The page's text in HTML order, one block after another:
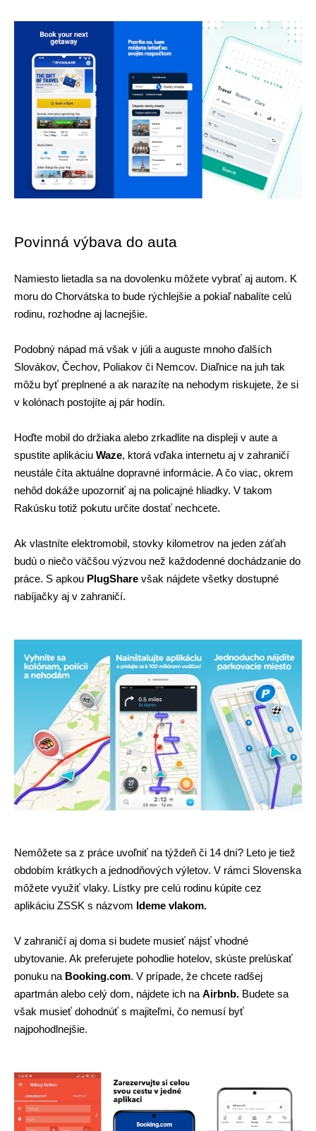
Povinná výbava do auta
Namiesto lietadla sa na dovolenku môžete vybrať aj autom. K
moru do Chorvátska to bude rýchlejšie a pokiaľ nabalíte celú
rodinu, rozhodne aj lacnejšie.
Podobný nápad má však v júli a auguste mnoho ďalších
Slovákov, Čechov, Poliakov či Nemcov. Diaľnice na juh tak
môžu byť preplnené a ak narazíte na nehodym riskujete, že si
v kolónach postojíte aj pár hodín.
Hoďte mobil do držiaka alebo zrkadlite na displeji v aute a
spustite aplikáciu Waze, ktorá vďaka internetu aj v zahraničí
neustále číta aktuálne dopravné informácie. A čo viac, okrem
nehôd dokáže upozorniť aj na policajné hliadky. V takom
Rakúsku totiž pokutu určite dostať nechcete.
Ak vlastníte elektromobil, stovky kilometrov na jeden záťah
budú o niečo väčšou výzvou než každodenné dochádzanie do
práce. S apkou PlugShare však nájdete všetky dostupné
nabíjačky aj v zahraničí.
Nemôžete sa z práce uvoľniť na týždeň či 14 dní? Leto je tiež
obdobím krátkych a jednodňových výletov. V rámci Slovenska
môžete využiť vlaky. Lístky pre celú rodinu kúpite cez
aplikáciu ZSSK s názvom Ideme vlakom.
V zahraničí aj doma si budete musieť nájsť vhodné
ubytovanie. Ak preferujete pohodlie hotelov, skúste prelúskať
ponuku na Booking.com. V prípade, že chcete radšej
apartmán alebo celý dom, nájdete ich na Airbnb. Budete sa
však musieť dohodnúť s majiteľmi, čo nemusí byť
najpohodlnejšie.